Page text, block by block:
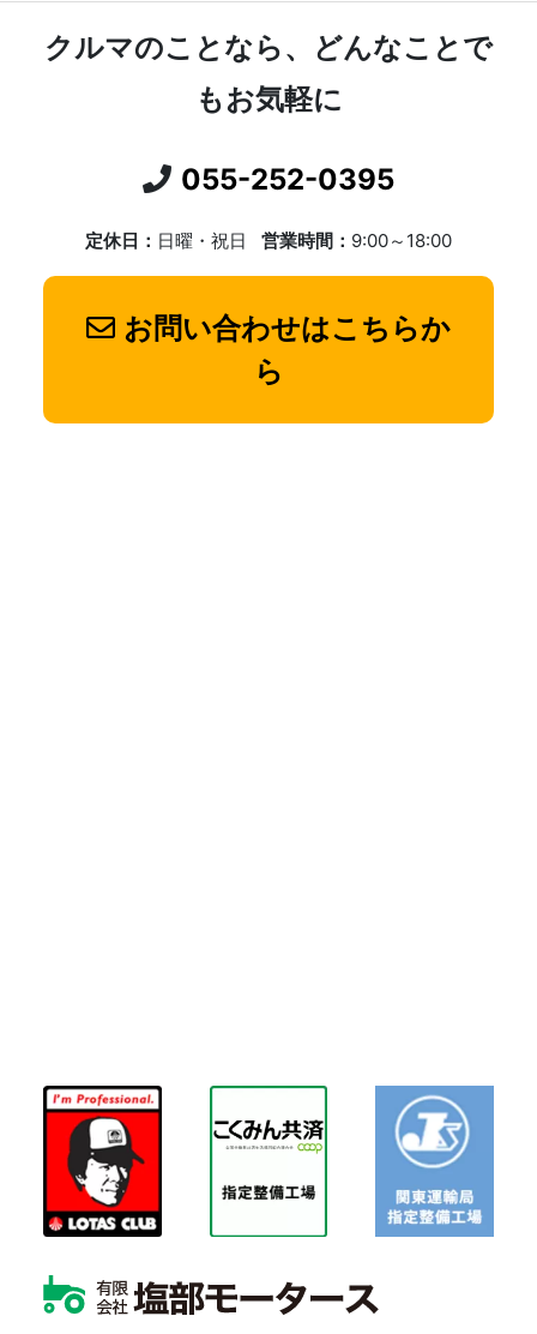
クルマのことなら、どんなことで
もお気軽に
055-252-0395
定休日： 日曜・祝日 営業時間： 9:00～18:00
お問い合わせはこちらか
ら